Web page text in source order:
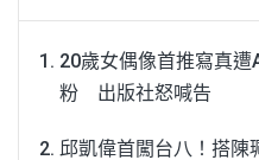
20歲女偶像首推寫真
粉 出版社怒喊告
邱凱偉首闖台八！搭